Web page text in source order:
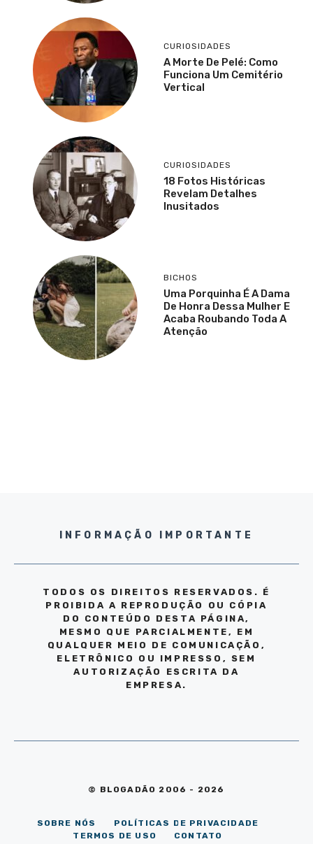
CURIOSIDADES
A Morte De Pelé: Como
Funciona Um Cemitério
Vertical
CURIOSIDADES
18 Fotos Históricas
Revelam Detalhes
Inusitados
BICHOS
Uma Porquinha É A Dama
De Honra Dessa Mulher E
Acaba Roubando Toda A
Atenção
INFORMAÇÃO IMPORTANTE
TODOS OS DIREITOS RESERVADOS. É
PROIBIDA A REPRODUÇÃO OU CÓPIA
DO CONTEÚDO DESTA PÁGINA,
MESMO QUE PARCIALMENTE, EM
QUALQUER MEIO DE COMUNICAÇÃO,
ELETRÔNICO OU IMPRESSO, SEM
AUTORIZAÇÃO ESCRITA DA
EMPRESA.
© BLOGADÃO 2006 - 2026
SOBRE NÓS
POLÍTICAS DE PRIVACIDADE
TERMOS DE USO
CONTATO